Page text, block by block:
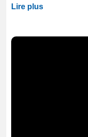
Lire plus